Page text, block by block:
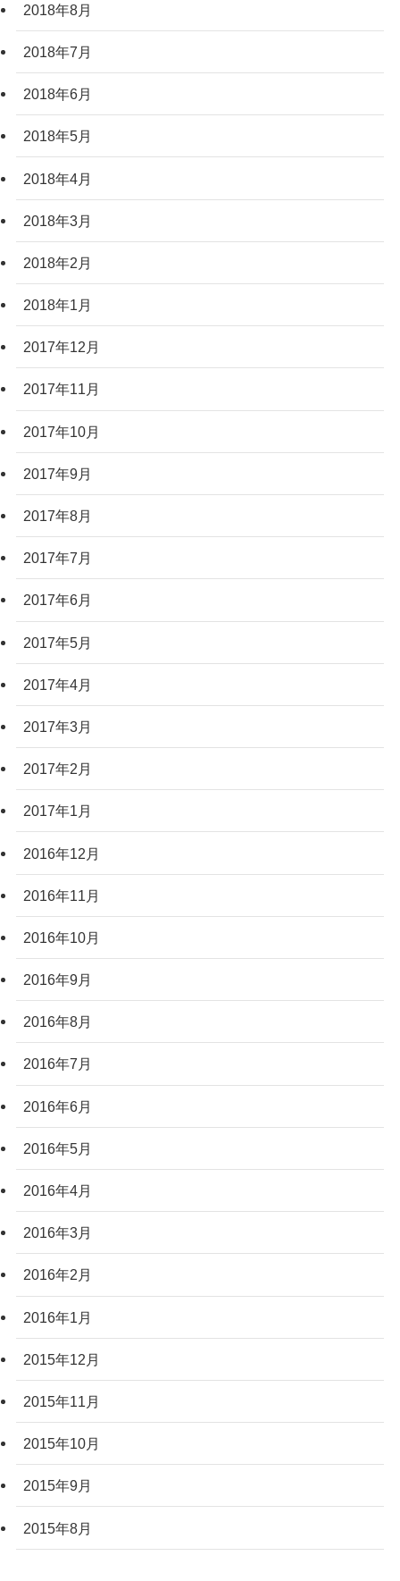
2018年8月
2018年7月
2018年6月
2018年5月
2018年4月
2018年3月
2018年2月
2018年1月
2017年12月
2017年11月
2017年10月
2017年9月
2017年8月
2017年7月
2017年6月
2017年5月
2017年4月
2017年3月
2017年2月
2017年1月
2016年12月
2016年11月
2016年10月
2016年9月
2016年8月
2016年7月
2016年6月
2016年5月
2016年4月
2016年3月
2016年2月
2016年1月
2015年12月
2015年11月
2015年10月
2015年9月
2015年8月